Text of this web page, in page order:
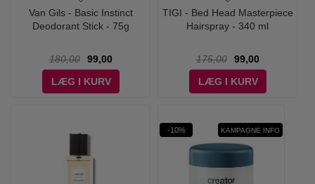
Van Gils - Basic Instinct
Deodorant Stick - 75g
180,00
99,00
LÆG I KURV
TIGI - Bed Head Masterpiece
Hairspray - 340 ml
175,00
99,00
LÆG I KURV
-10% KAMPAGNE INFO